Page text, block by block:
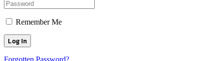
Remember Me
Forgotten Password?